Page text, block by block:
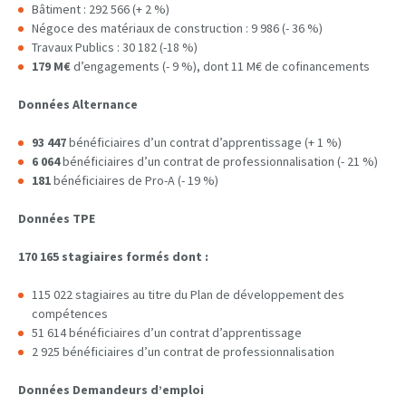
Bâtiment : 292 566 (+ 2 %)
Négoce des matériaux de construction : 9 986 (- 36 %)
Travaux Publics : 30 182 (-18 %)
179 M€d’engagements (- 9 %), dont 11 M€ de cofinancements
Données Alternance
93 447bénéficiaires d’un contrat d’apprentissage (+ 1 %)
6 064bénéficiaires d’un contrat de professionnalisation (- 21 %)
181bénéficiaires de Pro-A (- 19 %)
Données TPE
170 165 stagiaires formés dont :
115 022 stagiaires au titre du Plan de développement des
compétences
51 614 bénéficiaires d’un contrat d’apprentissage
2 925 bénéficiaires d’un contrat de professionnalisation
Données Demandeurs d’emploi